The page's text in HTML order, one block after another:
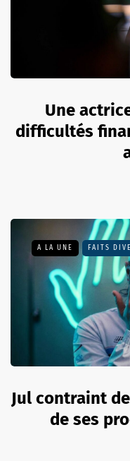
Une
difficultés
A LA UNE FAITS
Jul contraint
de ses